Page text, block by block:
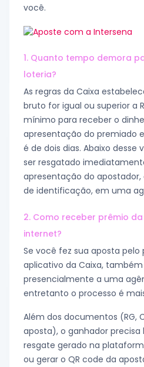
você.
1. Quanto tempo demora
loteria?
As regras da Caixa
bruto for igual ou superior a
mínimo para receber o
apresentação do premiado
é de dois dias. Abaixo desse
ser resgatado
apresentação do
de identificação, em uma
2. Como receber prêmio
internet?
Se você fez sua aposta
aplicativo da Caixa,
presencialmente a uma
entretanto o processo é
Além dos documentos (RG,
aposta), o ganhador
resgate gerado na
ou gerar o QR code da